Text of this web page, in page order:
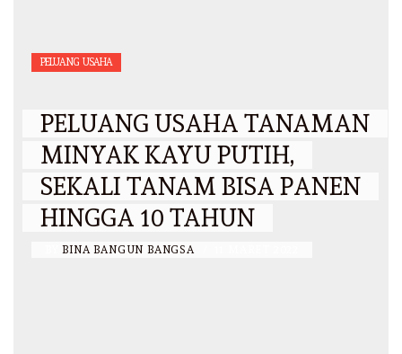
PELUANG USAHA
PELUANG USAHA TANAMAN
MINYAK KAYU PUTIH,
SEKALI TANAM BISA PANEN
HINGGA 10 TAHUN
BINA BANGUN BANGSA